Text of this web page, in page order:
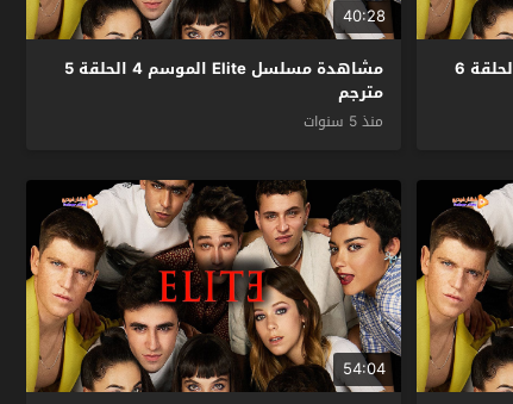
مشاهدة مسلسل Elite الموسم 4 الحلقة 6
40:28
مشاهدة مسلسل Elite الموسم 4 الحلقة 5
مترجم
منذ 5 سنوات
54:04